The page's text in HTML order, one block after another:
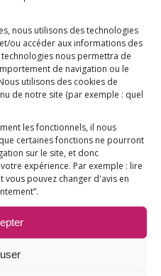
nous utilisons des technologies
ou accéder aux informations des
nous permettra de
de navigation ou le
utilisons des cookies de
de notre site (par exemple : quel
les fonctionnels, il nous
certaines fonctions ne pourront
sur le site, et donc
expérience. Par exemple : lire
vous pouvez changer d'avis en
la Santé